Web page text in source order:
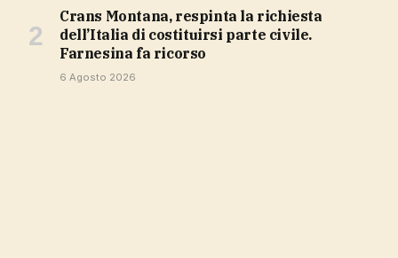
Crans Montana, respinta la richiesta
dell’Italia di costituirsi parte civile.
Farnesina fa ricorso
6 Agosto 2026